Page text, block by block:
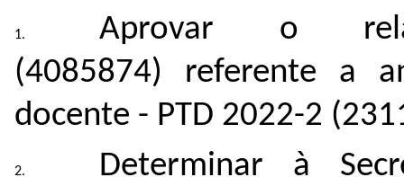
Aprovar o
(4085874) referente a
docente - PTD 2022-2 (
Determinar à